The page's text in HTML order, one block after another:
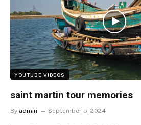
YOUTUBE VIDEOS
saint martin tour memories
By admin September 5, 2024